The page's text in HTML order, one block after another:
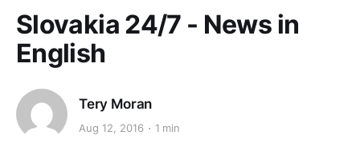
Slovakia 24/7 - News in
English
Tery Moran
Aug 12, 2016 1 min